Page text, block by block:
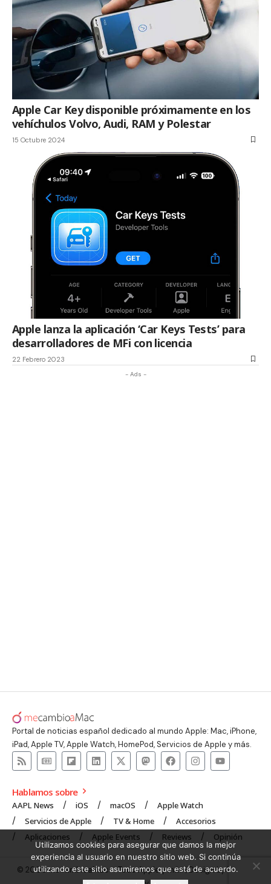
Apple Car Key disponible próximamente en los
vehíchulos Volvo, Audi, RAM y Polestar
15 Octubre 2024
Apple lanza la aplicación ‘Car Keys Tests’ para
desarrolladores de MFi con licencia
22 Febrero 2023
- Ads -
Portal de noticias español dedicado al mundo Apple: Mac, iPhone,
iPad, Apple TV, Apple Watch, HomePod, Servicios de Apple y más.
Hablamos sobre
AAPL News iOS macOS
Apple Watch
Servicios de Apple
TV & Home
Accesorios
Aplicaciones
Apple Events Reviews Opinión
© 2008 mecambioaMac – Todo Apple y más | Design byUNXON
Utilizamos cookies para asegurar que damos la mejor
experiencia al usuario en nuestro sitio web. Si continúa
utilizando este sitio asumiremos que está de acuerdo.